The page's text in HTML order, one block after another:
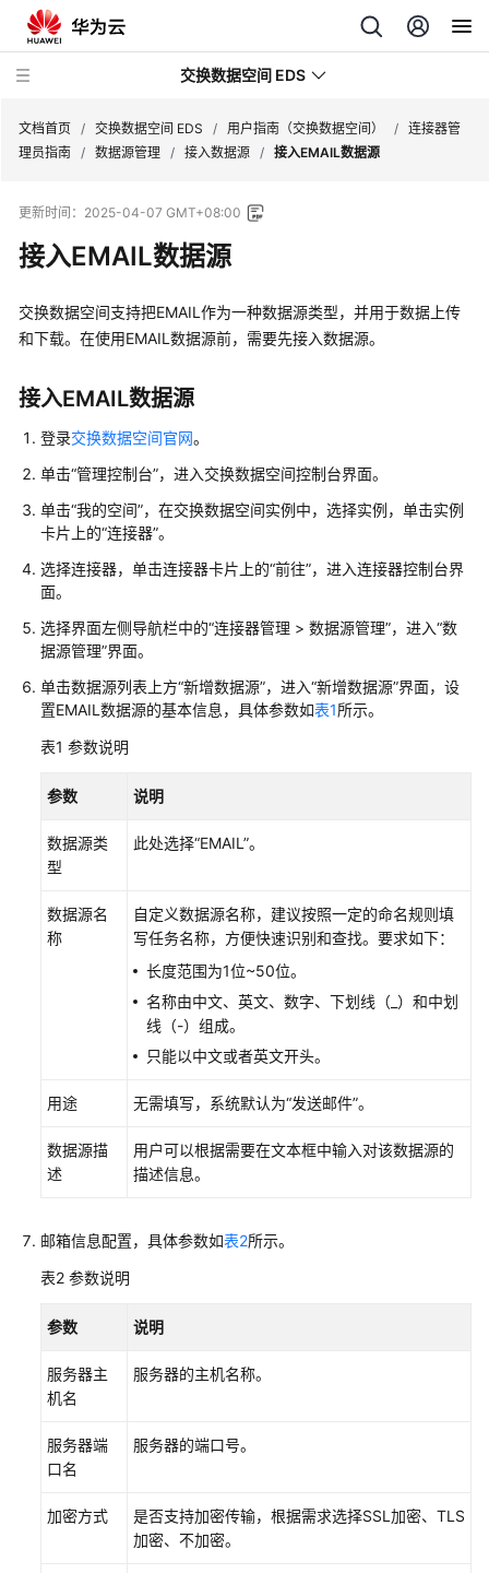
交换数据空间 EDS
新
动
态
产
品
绍
计
费
明
快
速
门
用
户
南
换
据
空
间）
务
购
买/
交
换
据
空
间
通
并
买/
文档首页 / 交换数据空间 EDS / 用户指南（交换数据空间） / 连接器管
理员指南 / 数据源管理 / 接入数据源 / 接入EMAIL数据源
更新时间： 2025-04-07 GMT+08:00
接入EMAIL数据源
交换数据空间支持把EMAIL作为一种数据源类型，并用于数据上传
和下载。在使用EMAIL数据源前，需要先接入数据源。
接入EMAIL数据源
登录交换数据空间官网。
单击“管理控制台”，进入交换数据空间控制台界面。
单击“我的空间”，在交换数据空间实例中，选择实例，单击实例
卡片上的“连接器”。
选择连接器，单击连接器卡片上的“前往”，进入连接器控制台界
面。
选择界面左侧导航栏中的“连接器管理 > 数据源管理”，进入“数
据源管理”界面。
单击数据源列表上方“新增数据源”，进入“新增数据源”界面，设
置EMAIL数据源的基本信息，具体参数如表1所示。
表1 参数说明
参数 说明
数据源类
型
此处选择“EMAIL”。
数据源名
称
自定义数据源名称，建议按照一定的命名规则填
写任务名称，方便快速识别和查找。要求如下：
长度范围为1位~50位。
名称由中文、英文、数字、下划线（_）和中划
线（-）组成。
只能以中文或者英文开头。
用途 无需填写，系统默认为“发送邮件”。
数据源描
述
用户可以根据需要在文本框中输入对该数据源的
描述信息。
邮箱信息配置，具体参数如表2所示。
表2 参数说明
参数 说明
服务器主
机名
服务器的主机名称。
服务器端
口名
服务器的端口号。
加密方式
是否支持加密传输，根据需求选择SSL加密、TLS
加密、不加密。